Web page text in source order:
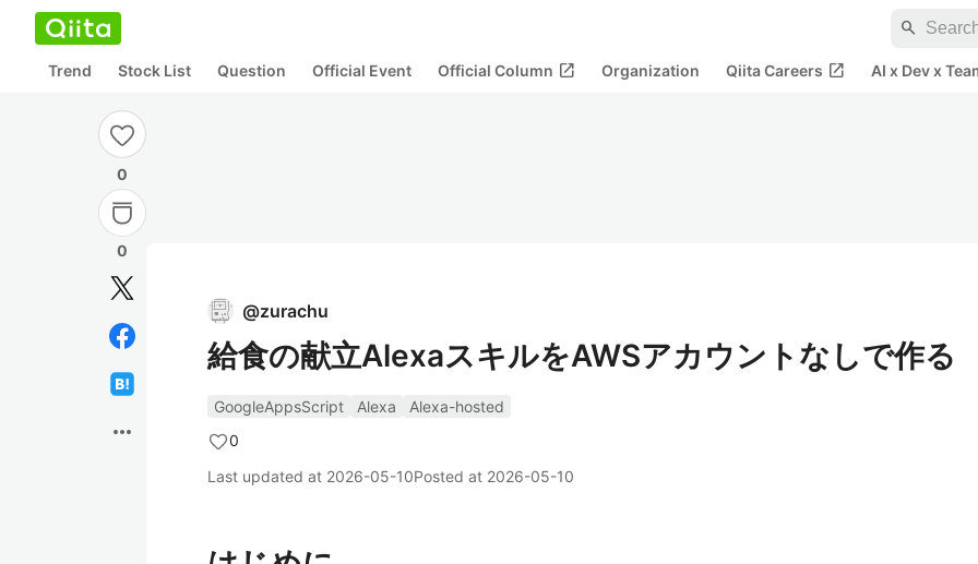
search
Trend Stock List Question Official Event Official Column open_in_new Organization Qiita Careers open_in_new AI x Dev x
0
0
more_horiz
@zurachu
給食の献立AlexaスキルをAWSアカウントなしで作る
GoogleAppsScript Alexa
Alexa-hosted
0
Last updated at 2026-05-10Posted at 2026-05-10